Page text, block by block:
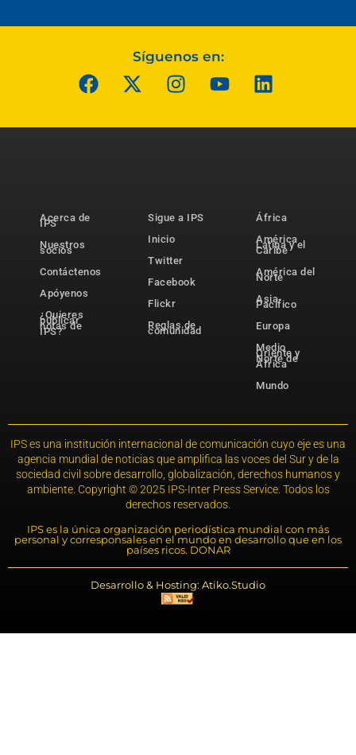
Síguenos en:
Acerca de
IPS
Nuestros
socios
Contáctenos
Apóyenos
¿Quieres
publicar
notas de
IPS?
Sigue a IPS
Inicio
Twitter
Facebook
Flickr
Reglas de
comunidad
África
América
Latina y el
Caribe
América del
Norte
Asia-
Pacífico
Europa
Medio
Oriente y
Norte de
África
Mundo
IPS es una institución internacional de comunicación cuyo eje es una
agencia mundial de noticias que amplifica las voces del Sur y de la
sociedad civil sobre desarrollo, globalización, derechos humanos y
ambiente. Copyright © 2025 IPS-Inter Press Service. Todos los
derechos reservados.
IPS es la única organización periodística mundial con más
personal y corresponsales en el mundo en desarrollo que en los
países ricos. DONAR
Desarrollo & Hosting: Atiko.Studio